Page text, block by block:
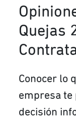
Quejas
Conocer lo
empresa te
decisión